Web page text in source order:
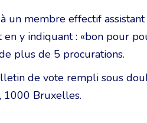
un membre effectif assistant
y indiquant : «bon pour
plus de 5 procurations.
de vote rempli sous
1000 Bruxelles.